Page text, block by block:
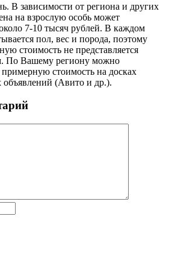
В зависимости от региона и других
на взрослую особь может
около 7-10 тысяч рублей. В каждом
пол, вес и порода, поэтому
стоимость не представляется
По Вашему региону можно
примерную стоимость на досках
объявлений (Авито и др.).